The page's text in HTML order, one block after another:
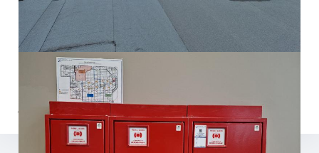
supermarché proche de Lyon, dans le département du
Rhône pour déclencher tous les lanterneaux afin de
veiller à leur bon fonctionnement. Ce travail a été
effectué avec le coordinateur SSI avant la visite de la
Commission de Sécurité avec les pompiers pour valider
l'ouverture officielle du magasin dans les prochains
jours !